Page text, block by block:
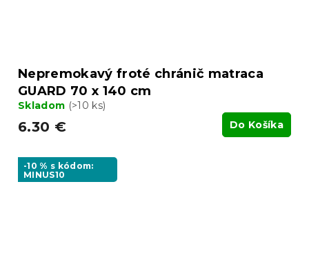
Nepremokavý froté chránič matraca
GUARD 70 x 140 cm
Skladom (>10 ks)
6.30 € Do Košíka
-10 % s kódom:
MINUS10